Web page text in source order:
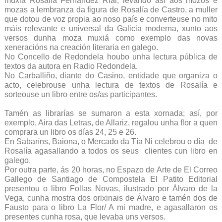
mozas a lembranza da figura de Rosalía de Castro, a muller
que dotou de voz propia ao noso país e converteuse no mito
máis relevante e universal da Galicia moderna, xunto aos
versos dunha moza muxiá como exemplo das novas
xeneracións na creación literaria en galego.
No Concello de Redondela houbo unha lectura pública de
textos da autora en Radio Redondela.
No Carballiño, diante do Casino, entidade que organiza o
acto, celebrouse unha lectura de textos de Rosalía e
sorteouse un libro entre os/as participantes.
Tamén as librarías se sumaron a esta xornada; así, por
exemplo, Aira das Letras, de Allariz, regalou unha flor a quen
comprara un libro os días 24, 25 e 26.
En Sabaríns, Baiona, o Mercado da Tía Ni celebrou o día de
Rosalía agasallando a todos os seus clientes cun libro en
galego.
Por outra parte, ás 20 horas, no Espazo de Arte de El Correo
Gallego de Santiago de Compostela El Patito Editorial
presentou o libro Follas Novas, ilustrado por Álvaro de la
Vega, cunha mostra dos orixinais de Álvaro e tamén dos de
Fausto para o libro La Flor/ A mi madre, e agasallaron os
presentes cunha rosa, que levaba uns versos.